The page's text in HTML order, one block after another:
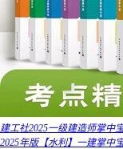
建工社2025一级建造师掌中
2025年版【水利】一建掌中